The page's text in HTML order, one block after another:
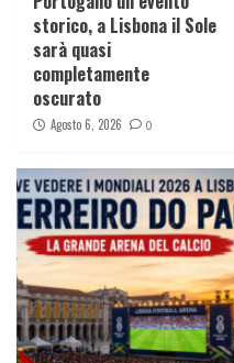
storico, a Lisbona il Sole
sarà quasi
completamente
oscurato
Agosto 6, 2026 0